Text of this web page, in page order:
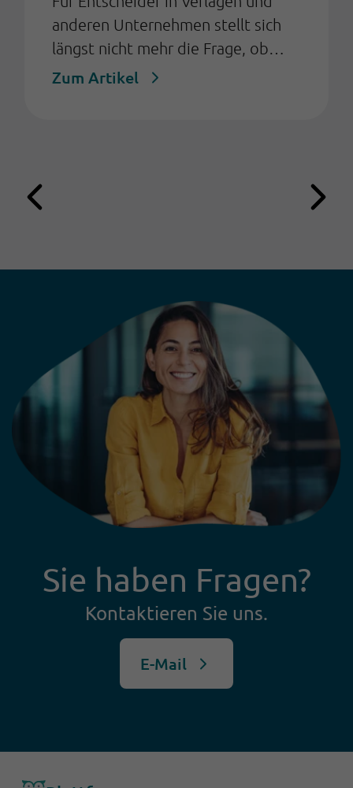
anderen Unternehmen stellt sich
längst nicht mehr die Frage, ob
Künstliche Intelligenz (KI) im
Entscheidend ist die Kombination
aus klarer Strategie, passenden
Anwendungsfällen und der
Einbindung der Mitarbeitenden.
Die folgenden fünf Learnings
zeigen, worauf es bei der
Einführung eines modernen KI-
gestützten Leserservices ankommt.
Zum Artikel
Sie haben Fragen?
Kontaktieren Sie uns.
E-Mail